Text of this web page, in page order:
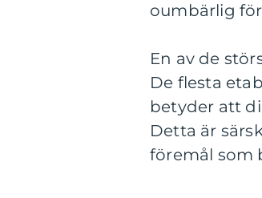
oumbärlig
En av de
De flesta
betyder att
Detta är
föremål som